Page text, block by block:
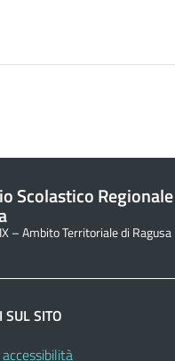
Scolastico
– Ambito Territoriale di Ragusa
SITO